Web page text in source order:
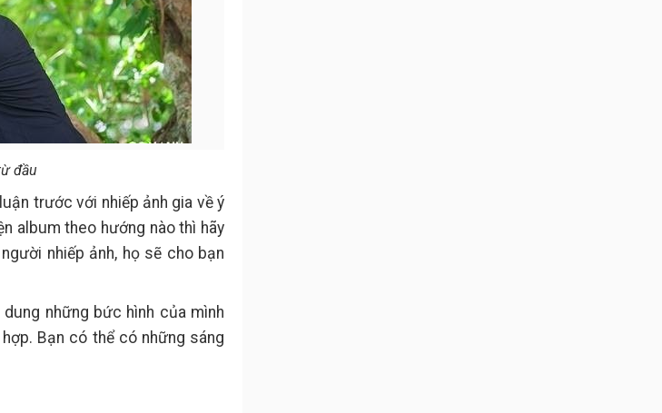
đầu
trước với nhiếp ảnh gia về ý
album theo hướng nào thì hãy
nhiếp ảnh, họ sẽ cho bạn
những bức hình của mình
Bạn có thể có những sáng